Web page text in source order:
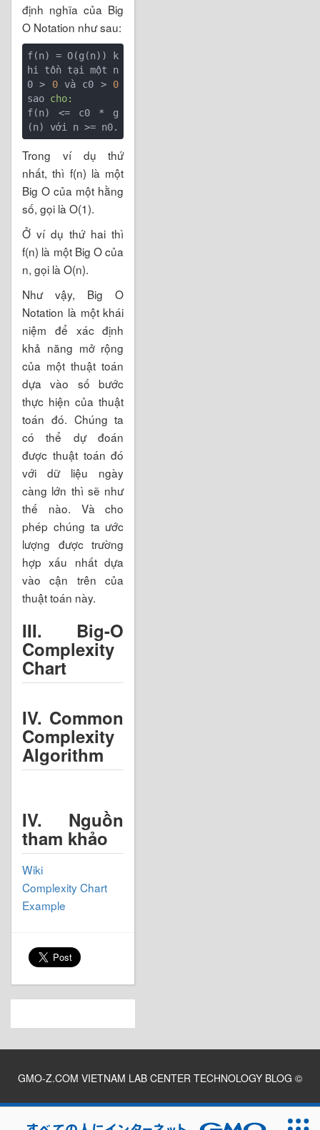
định nghĩa của Big
O Notation như sau:
f(n) = O(g(n)) k
hi tồn tại một n
0 > 0 và c0 > 0
sao cho:
f(n) <= c0 * g
Trong ví dụ thứ
nhất, thì f(n) là một
Big O của một hằng
số, gọi là O(1).
Ở ví dụ thứ hai thì
f(n) là một Big O của
n, gọi là O(n).
Như vậy, Big O
Notation là một khái
niệm để xác định
khả năng mở rộng
của một thuật toán
dựa vào số bước
thực hiện của thuật
toán đó. Chúng ta
có thể dự đoán
được thuật toán đó
với dữ liệu ngày
càng lớn thì sẽ như
thế nào. Và cho
phép chúng ta ước
lượng được trường
hợp xấu nhất dựa
vào cận trên của
thuật toán này.
III. Big-O
Complexity
Chart
IV. Common
Complexity
Algorithm
IV. Nguồn
tham khảo
Wiki
Complexity Chart
Example
GMO-Z.COM VIETNAM LAB CENTER TECHNOLOGY BLOG ©